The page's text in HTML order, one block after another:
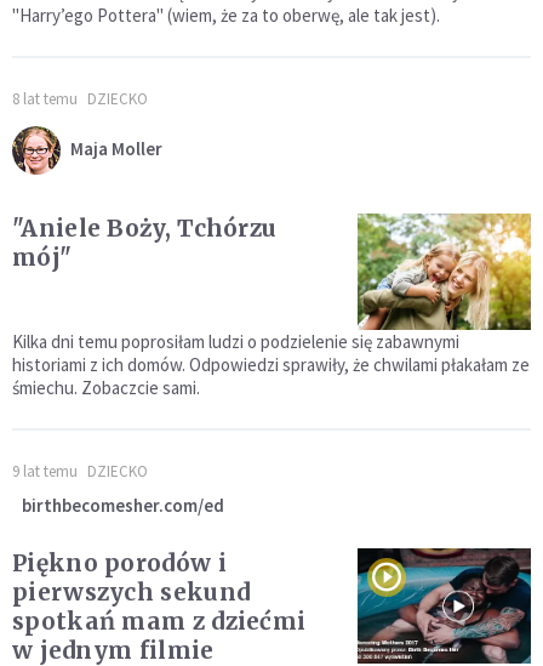
"Harryʼego Pottera" (wiem, że za to oberwę, ale tak jest).
8 lat temu DZIECKO
Maja Moller
"Aniele Boży, Tchórzu
mój"
Kilka dni temu poprosiłam ludzi o podzielenie się zabawnymi
historiami z ich domów. Odpowiedzi sprawiły, że chwilami płakałam ze
śmiechu. Zobaczcie sami.
9 lat temu DZIECKO
birthbecomesher.com/ed
Piękno porodów i
pierwszych sekund
spotkań mam z dziećmi
w jednym filmie